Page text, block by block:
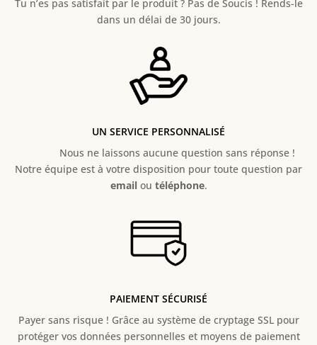
Tu n’es pas satisfait par le produit ? Pas de Soucis ! Rends-le
dans un délai de 30 jours.
UN SERVICE PERSONNALISÉ
Nous ne laissons aucune question sans réponse !
Notre équipe est à votre disposition pour toute question par
emailou téléphone.
PAIEMENT SÉCURISÉ
Payer sans risque ! Grâce au système de cryptage SSL pour
protéger vos données personnelles et moyens de paiement